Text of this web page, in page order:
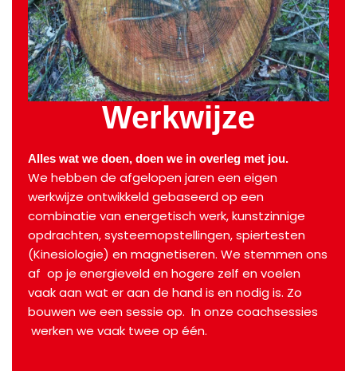
Werkwijze
Alles wat we doen, doen we in overleg met jou.
We hebben de afgelopen jaren een eigen
werkwijze ontwikkeld gebaseerd op een
combinatie van energetisch werk, kunstzinnige
opdrachten, systeemopstellingen, spiertesten
(Kinesiologie) en magnetiseren. We stemmen ons
af op je energieveld en hogere zelf en voelen
vaak aan wat er aan de hand is en nodig is. Zo
bouwen we een sessie op. In onze coachsessies
werken we vaak twee op één.